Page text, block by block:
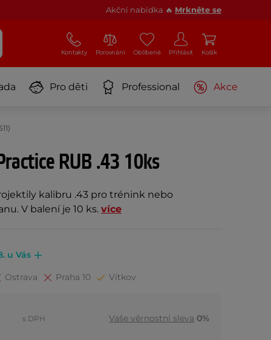
Akční nabídka 🔥 Mrkněte se
Kontakty Porovnání Oblíbené Přihlásit Košík
Pro děti Professional Akce
RUB .43 10ks
kalibru .43 pro trénink nebo
V balení je 10 ks. více
u Vás
Ostrava Praha 10 Vítkov
s DPH Vaše věrnostní sleva 0%